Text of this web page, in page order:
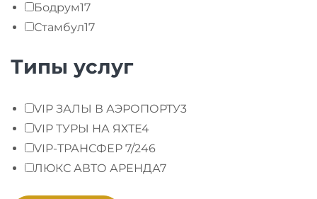
Бодрум17
Стамбул17
Типы услуг
VIP ЗАЛЫ В АЭРОПОРТУ3
VIP ТУРЫ НА ЯХТЕ4
VIP-ТРАНСФЕР 7/246
ЛЮКС АВТО АРЕНДА7